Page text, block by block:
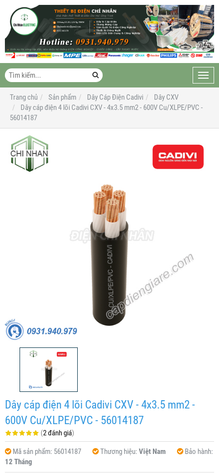
Trang chủ
Sản phẩm Dây Cáp Điện Cadivi
Dây CXV
Dây cáp điện 4 lõi Cadivi CXV - 4x3.5 mm2 - 600V Cu/XLPE/PVC -
56014187
Dây cáp điện 4 lõi Cadivi CXV - 4x3.5 mm2 -
600V Cu/XLPE/PVC - 56014187
(2 đánh giá)
Mã sản phẩm: 56014187 Thương hiệu: Việt Nam
Bảo hành:
12 Tháng